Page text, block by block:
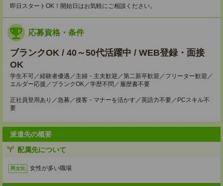
即日スタートOK！開始日はお気軽にご相談ください。
応募資格・条件
ブランクOK / 40～50代活躍中 / WEB登録・面接
OK
学生不可／経験者優遇／主婦・主夫歓迎／第二新卒歓迎／フリーター歓迎／
エルダー応援／ブランクOK／学歴不問／履歴書不要
正社員登用あり／急募／接客・マナーを活かす／英語力不要／PCスキル不
要
派遣先の概要
配属先について
男女比 女性が多い職場